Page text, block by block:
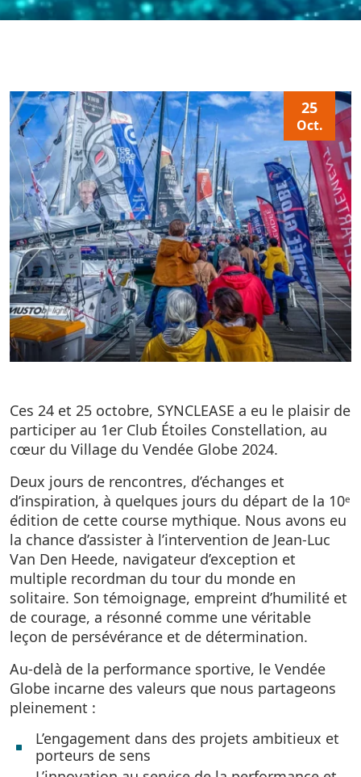
25
Oct.
Ces 24 et 25 octobre, SYNCLEASE a eu le plaisir de
participer au 1er Club Étoiles Constellation, au
cœur du Village du Vendée Globe 2024.
Deux jours de rencontres, d’échanges et
d’inspiration, à quelques jours du départ de la 10ᵉ
édition de cette course mythique. Nous avons eu
la chance d’assister à l’intervention de Jean-Luc
Van Den Heede, navigateur d’exception et
multiple recordman du tour du monde en
solitaire. Son témoignage, empreint d’humilité et
de courage, a résonné comme une véritable
leçon de persévérance et de détermination.
Au-delà de la performance sportive, le Vendée
Globe incarne des valeurs que nous partageons
pleinement :
L’engagement dans des projets ambitieux et
porteurs de sens